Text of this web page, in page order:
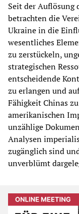
Seit der Auflösung
betrachten die
Ukraine in die
wesentliches
zu zerstückeln,
strategischen
entscheidende
zu erlangen und
Fähigkeit Chinas
amerikanischen
unzählige
Analysen
zugänglich sind
unverblümt